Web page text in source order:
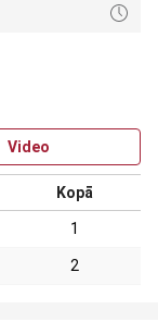
Video
Kopā
1
2